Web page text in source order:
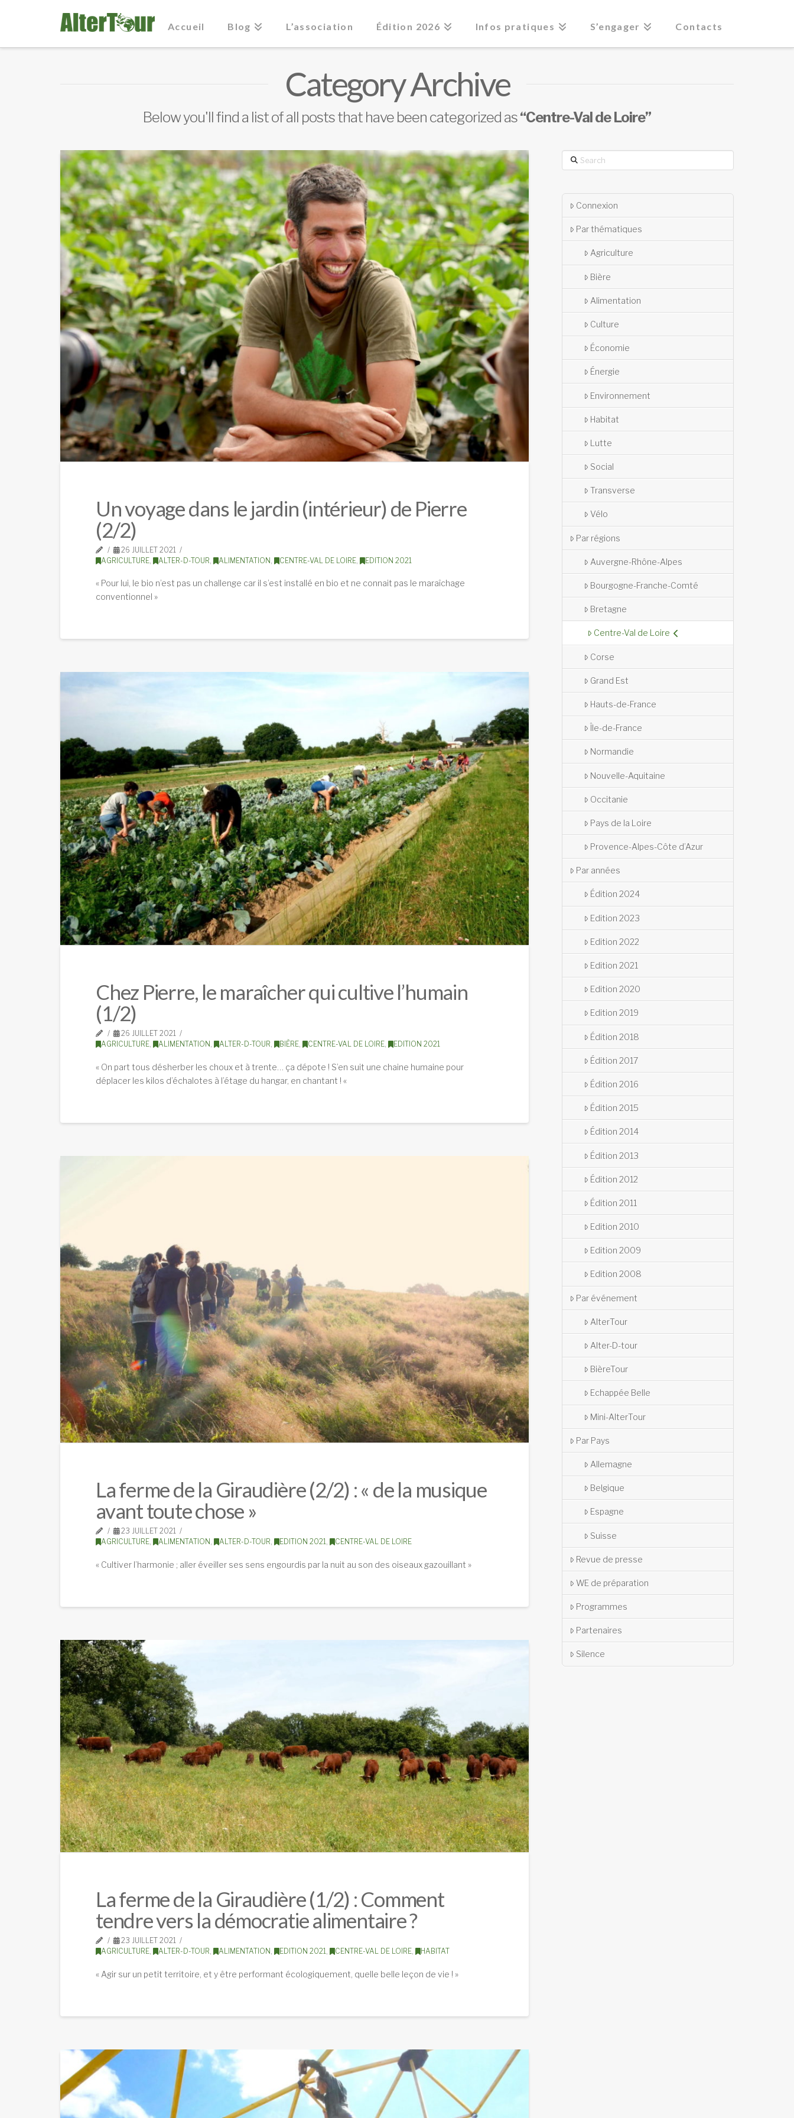
Accueil Blog L’association Édition 2026 Infos pratiques S’engager Contacts
Category Archive
Below you'll find a list of all posts that have been categorized as“Centre-Val de Loire”
Un voyage dans le jardin (intérieur) de Pierre
(2/2)
26 JUILLET 2021
AGRICULTURE
ALTER-D-TOUR ALIMENTATION CENTRE-VAL DE LOIRE EDITION 2021
« Pour lui, le bio n’est pas un challenge car il s’est installé en bio et ne connait pas le maraîchage
conventionnel »
Chez Pierre, le maraîcher qui cultive l’humain
(1/2)
26 JUILLET 2021
AGRICULTURE, ALIMENTATION, ALTER-D-TOUR, BIÈRE, CENTRE-VAL DE LOIRE, EDITION 2021
« On part tous désherber les choux et à trente… ça dépote ! S’en suit une chaine humaine pour
déplacer les kilos d’échalotes à l’étage du hangar, en chantant ! «
La ferme de la Giraudière (2/2) : « de la musique
avant toute chose »
23 JUILLET 2021
AGRICULTURE, ALIMENTATION, ALTER-D-TOUR, EDITION 2021, CENTRE-VAL DE LOIRE
« Cultiver l’harmonie ; aller éveiller ses sens engourdis par la nuit au son des oiseaux gazouillant »
La ferme de la Giraudière (1/2) : Comment
tendre vers la démocratie alimentaire ?
23 JUILLET 2021
AGRICULTURE, ALTER-D-TOUR, ALIMENTATION, EDITION 2021, CENTRE-VAL DE LOIRE, HABITAT
« Agir sur un petit territoire, et y être performant écologiquement, quelle belle leçon de vie ! »
Search
Connexion
Par thématiques
Agriculture
Bière
Alimentation
Culture
Économie
Énergie
Environnement
Habitat
Lutte
Social
Transverse
Vélo
Par régions
Auvergne-Rhône-Alpes
Bourgogne-Franche-Comté
Bretagne
Centre-Val de Loire
Corse
Grand Est
Hauts-de-France
Île-de-France
Normandie
Nouvelle-Aquitaine
Occitanie
Pays de la Loire
Provence-Alpes-Côte d’Azur
Par années
Édition 2024
Edition 2023
Edition 2022
Edition 2021
Edition 2020
Edition 2019
Édition 2018
Édition 2017
Édition 2016
Édition 2015
Édition 2014
Édition 2013
Édition 2012
Édition 2011
Edition 2010
Edition 2009
Edition 2008
Par événement
AlterTour
Alter-D-tour
BièreTour
Echappée Belle
Mini-AlterTour
Par Pays
Allemagne
Belgique
Espagne
Suisse
Revue de presse
WE de préparation
Programmes
Partenaires
Silence